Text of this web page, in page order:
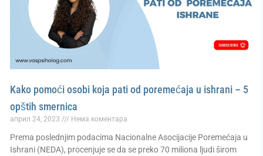
Kako pomoći osobi koja pati od poremećaja u ishrani – 5
opštih smernica
април 24, 2023 Нема коментара
Prema poslednjim podacima Nacionalne Asocijacije Poremećaja u
Ishrani (NEDA), procenjuje se da se preko 70 miliona ljudi širom